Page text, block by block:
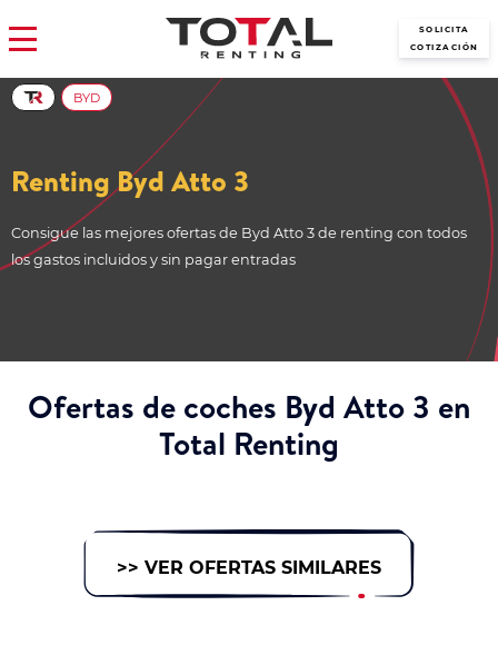
SOLICITA
COTIZACIÓN
Renting Byd Atto 3
Consigue las mejores ofertas de Byd Atto 3 de renting con todos
los gastos incluidos y sin pagar entradas
BYD
Ofertas de coches Byd Atto 3 en
Total Renting
>> VER OFERTAS SIMILARES